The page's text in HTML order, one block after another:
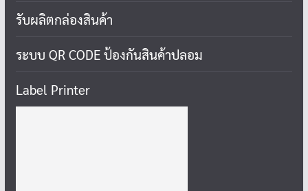
รับผลิตกล่องสินค้า
ระบบ QR CODE ป้องกันสินค้าปลอม
Label Printer